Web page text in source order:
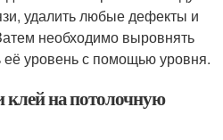
удалить любые дефекты и
необходимо выровнять
её уровень с помощью уровня.
клей на потолочную